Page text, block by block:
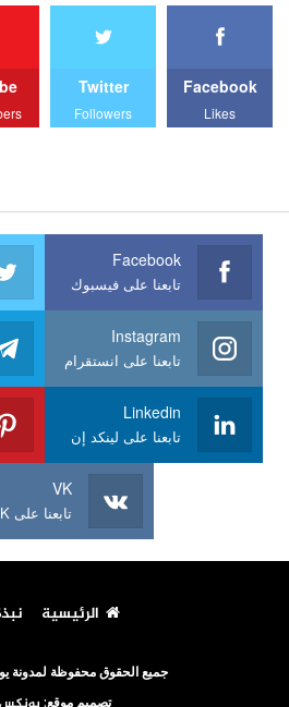
Facebook
Likes
Twitter
Followers
Facebook
تابعنا على فيسبوك
Instagram
تابعنا على انستقرام
Linkedin
تابعنا على لينكد إن
VK
تابعنا على VK
الرئيسية
جميع الحقوق محفوظة لمدونة
تصميم موقع: